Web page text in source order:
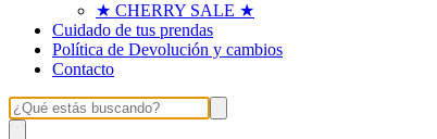
★ CHERRY SALE ★
Cuidado de tus prendas
Política de Devolución y cambios
Contacto